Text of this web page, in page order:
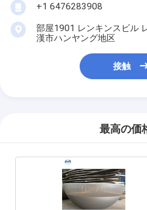
+1 6476283908
部屋1901 レンキンスビル
漢市ハンヤング地区
接触
最高の価